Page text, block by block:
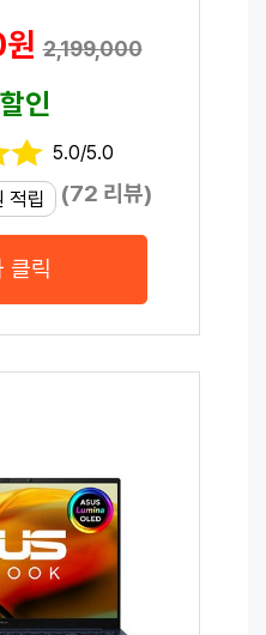
원2,199,000
인
5.0/5.0
적립 (72 리뷰)
클릭